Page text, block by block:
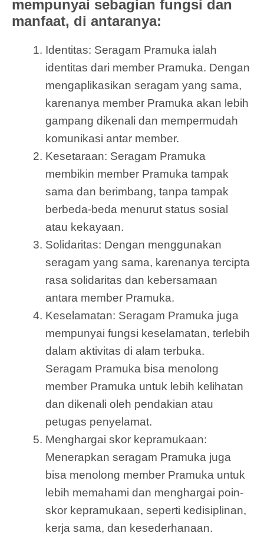
mempunyai sebagian fungsi dan
manfaat, di antaranya:
Identitas: Seragam Pramuka ialah
identitas dari member Pramuka. Dengan
mengaplikasikan seragam yang sama,
karenanya member Pramuka akan lebih
gampang dikenali dan mempermudah
komunikasi antar member.
Kesetaraan: Seragam Pramuka
membikin member Pramuka tampak
sama dan berimbang, tanpa tampak
berbeda-beda menurut status sosial
atau kekayaan.
Solidaritas: Dengan menggunakan
seragam yang sama, karenanya tercipta
rasa solidaritas dan kebersamaan
antara member Pramuka.
Keselamatan: Seragam Pramuka juga
mempunyai fungsi keselamatan, terlebih
dalam aktivitas di alam terbuka.
Seragam Pramuka bisa menolong
member Pramuka untuk lebih kelihatan
dan dikenali oleh pendakian atau
petugas penyelamat.
Menghargai skor kepramukaan:
Menerapkan seragam Pramuka juga
bisa menolong member Pramuka untuk
lebih memahami dan menghargai poin-
skor kepramukaan, seperti kedisiplinan,
kerja sama, dan kesederhanaan.